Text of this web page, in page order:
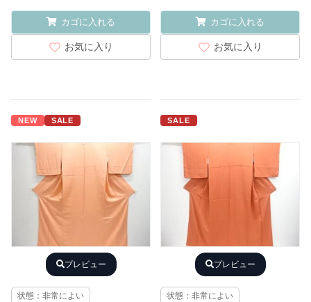
カゴに入れる
お気に入り
カゴに入れる
お気に入り
NEW SALE
プレビュー
状態：非常によい
SALE
プレビュー
状態：非常によい